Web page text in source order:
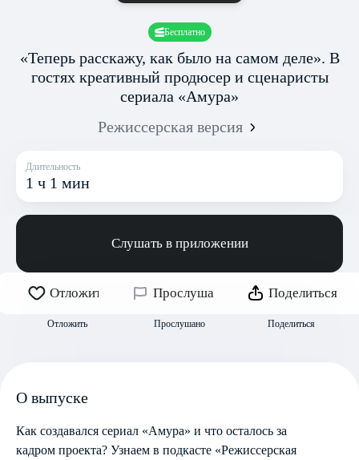
Бесплатно
«Теперь расскажу, как было на самом деле». В
гостях креативный продюсер и сценаристы
сериала «Амура»
Режиссерская версия
Длительность
1 ч 1 мин
Слушать в приложении
Отложить
Отложить
Прослушано
Прослушано
Поделиться
Поделиться
О выпуске
Как создавался сериал «Амура» и что осталось за
кадром проекта? Узнаем в подкасте «Режиссерская